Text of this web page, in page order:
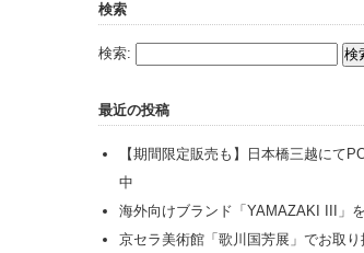
検索
検索:
最近の投稿
【期間限定販売も】日本橋三越にて
中
海外向けブランド「YAMAZAKI III」
京セラ美術館「歌川国芳展」でお取り